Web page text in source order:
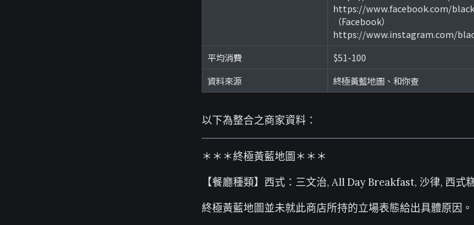
https://www.facebook.com/
（Facebook）
https://www.instagram.com/
平均消費
$51-100
資料來源
終極黃藍地圖、和你查
以下為整合之商家資料：
＊＊＊終極黃藍地圖＊＊＊
【餐廳種類】西式：三文治, All Day Breakfast, 沙律, 西式
終極黃藍地圖並未就此商店所持的立場表態給出具體原因。